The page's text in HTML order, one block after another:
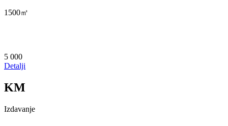
1500㎡
5 000
Detalji
KM
Izdavanje